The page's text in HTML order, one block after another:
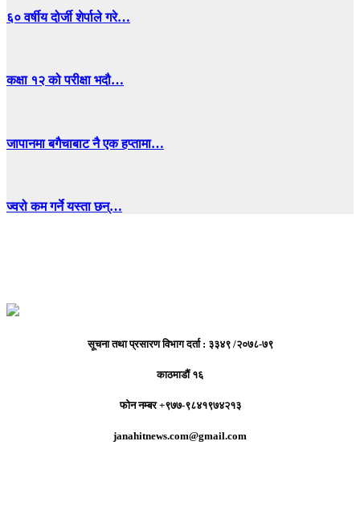
६० वर्षीय दोर्जी शेर्पाले गरे…
कक्षा १२ को परीक्षा भदौ…
जापानमा बगैचाबाट नै एक हप्तामा…
ज्वरो कम गर्ने यस्ता छन्…
सूचना तथा प्रसारण विभाग दर्ता : ३३४९ /२०७८-७९
काठमाडौं १६
फोन नम्बर +९७७-९८४१९७४२१३
janahitnews.com@gmail.com